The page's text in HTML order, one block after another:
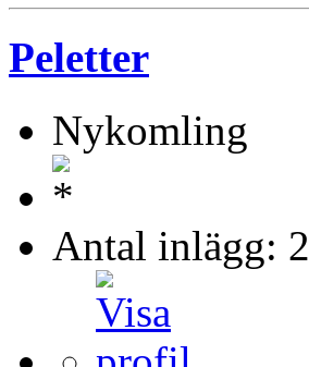
Peletter
Nykomling
Antal inlägg: 2